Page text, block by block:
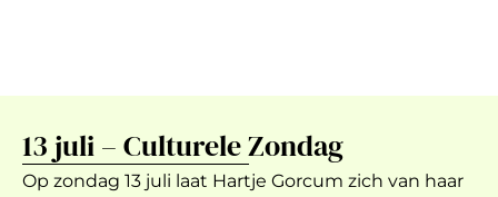
13 juli – Culturele Zondag
Op zondag 13 juli laat Hartje Gorcum zich van haar